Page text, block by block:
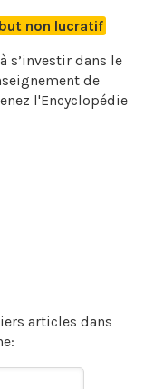
non lucratif
s’investir dans le
de
l'Encyclopédie
articles dans